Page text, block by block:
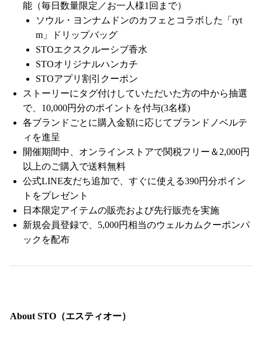
能（毎日数量限定／お一人様1回まで）
ソウル・ヨンナムドンのカフェとコラボした「ryt
m」ドリップバッグ
STOエクスクルーシブ香水
STOオリジナルハンカチ
STOアプリ割引クーポン
ストーリーにタグ付けしていただいた方の中から抽選
で、10,000円分のポイントを付与(3名様)
各ブランドごとに購入金額に応じてブランドノベルテ
ィを進呈
開催期間中、オンラインストアで関税フリー＆2,000円
以上のご購入で送料無料
公式LINE友だち追加で、すぐに使える390円分ポイン
トをプレゼント
日本限定アイテムの販売および先行販売を実施
新規会員登録で、5,000円相当のウェルカムクーポンパ
ックを配布
About STO（エスティオー）